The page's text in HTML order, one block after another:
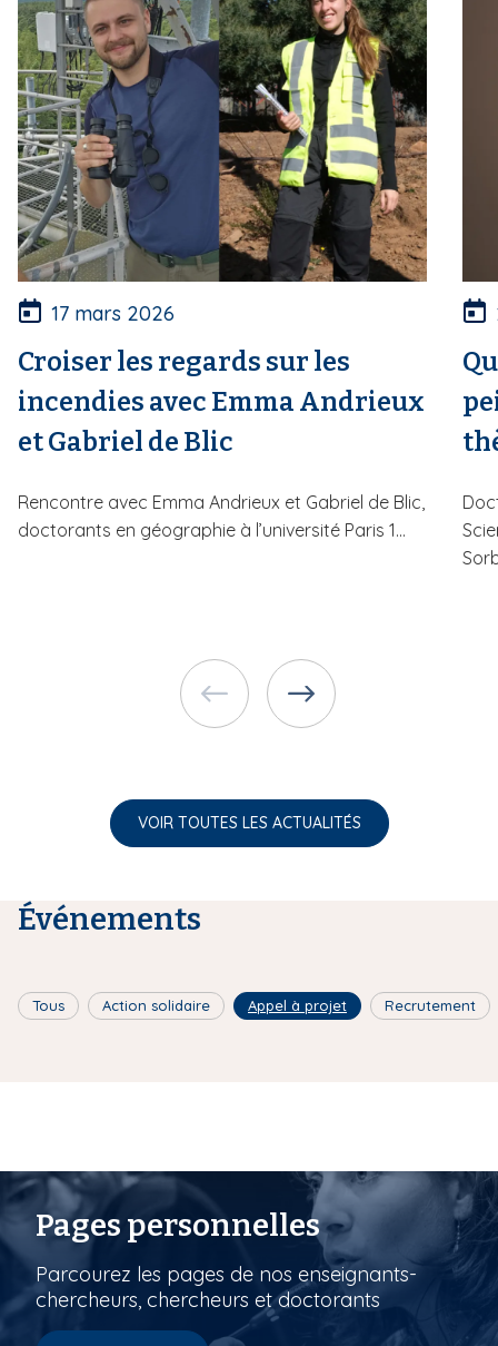
17 mars 2026
Croiser les regards sur les
incendies avec Emma Andrieux
et Gabriel de Blic
Rencontre avec Emma Andrieux et Gabriel de Blic,
doctorants en géographie à l’université Paris 1...
VOIR TOUTES LES ACTUALITÉS
Événements
Tous Action solidaire Appel à projet Recrutement
Pages personnelles
Parcourez les pages de nos enseignants-
chercheurs, chercheurs et doctorants